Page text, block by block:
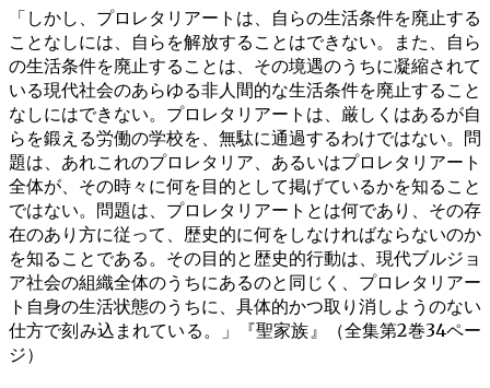
「しかし、プロレタリアートは、自らの生活条件を廃止する
ことなしには、自らを解放することはできない。また、自ら
の生活条件を廃止することは、その境遇のうちに凝縮されて
いる現代社会のあらゆる非人間的な生活条件を廃止すること
なしにはできない。プロレタリアートは、厳しくはあるが自
らを鍛える労働の学校を、無駄に通過するわけではない。問
題は、あれこれのプロレタリア、あるいはプロレタリアート
全体が、その時々に何を目的として掲げているかを知ること
ではない。問題は、プロレタリアートとは何であり、その存
在のあり方に従って、歴史的に何をしなければならないのか
を知ることである。その目的と歴史的行動は、現代ブルジョ
ア社会の組織全体のうちにあるのと同じく、プロレタリアー
ト自身の生活状態のうちに、具体的かつ取り消しようのない
仕方で刻み込まれている。」『聖家族』（全集第2巻34ペー
ジ）